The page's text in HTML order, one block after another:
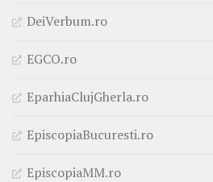
DeiVerbum.ro
EGCO.ro
EparhiaClujGherla.ro
EpiscopiaBucuresti.ro
EpiscopiaMM.ro